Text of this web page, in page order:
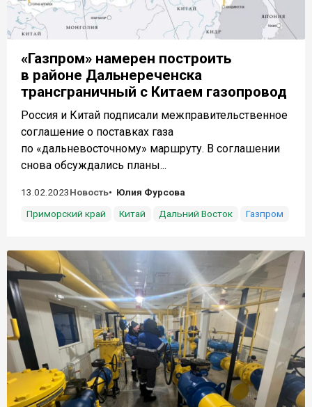
«Газпром» намерен построить
в районе Дальнереченска
трансграничный с Китаем газопровод
Россия и Китай подписали межправительственное
соглашение о поставках газа
по «дальневосточному» маршруту. В соглашении
снова обсуждались планы...
13.02.2023Новость
Юлия Фурсова
Приморский край
Китай Дальний Восток Газпром